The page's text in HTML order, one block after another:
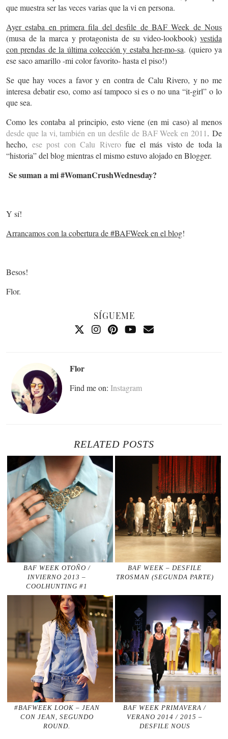
que muestra ser las veces varias que la vi en persona.
Ayer estaba en primera fila del desfile de BAF Week de Nous
(musa de la marca y protagonista de su video-lookbook) vestida
con prendas de la última colección y estaba her-mo-sa. (quiero ya
ese saco amarillo -mi color favorito- hasta el piso!)
Se que hay voces a favor y en contra de Calu Rivero, y no me
interesa debatir eso, como así tampoco si es o no una “it-girl” o lo
que sea.
Como les contaba al principio, esto viene (en mi caso) al menos
desde que la vi, también en un desfile de BAF Week en 2011. De
hecho, ese post con Calu Riverofue el más visto de toda la
“historia” del blog mientras el mismo estuvo alojado en Blogger.
Se suman a mi #WomanCrushWednesday?
Y sí!
Arrancamos con la cobertura de #BAFWeek en el blog!
Besos!
Flor.
SÍGUEME
Flor
Find me on: Instagram
RELATED POSTS
BAF WEEK OTOÑO /
INVIERNO 2013 –
COOLHUNTING #1
BAF WEEK – DESFILE
TROSMAN (SEGUNDA PARTE)
#BAFWEEK LOOK – JEAN
CON JEAN, SEGUNDO
ROUND.
BAF WEEK PRIMAVERA /
VERANO 2014 / 2015 –
DESFILE NOUS